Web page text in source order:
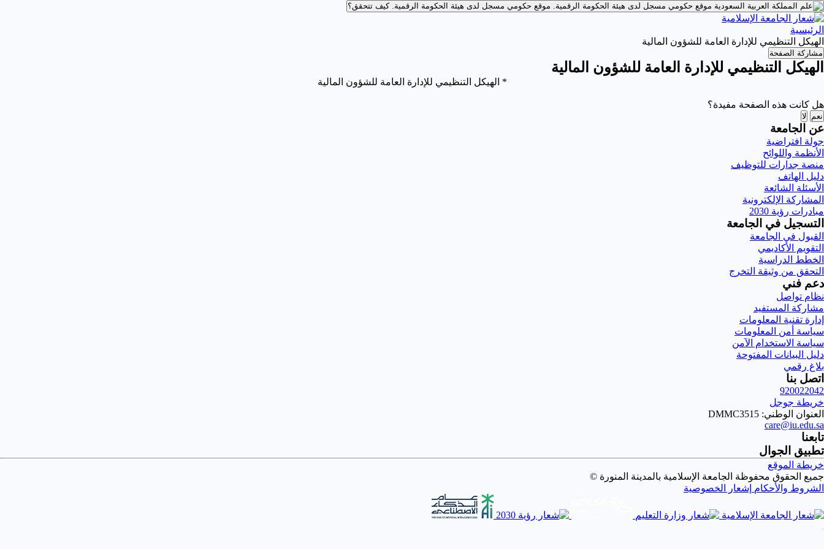
موقع حكومي مسجل لدى هيئة الحكومة الرقمية. موقع حكومي مسجل لدى هيئة الحكومة الرقمية.كيف تتحقق؟
الرئيسية
الهيكل التنظيمي للإدارة العامة للشؤون المالية
مشاركة الصفحة
الهيكل التنظيمي للإدارة العامة للشؤون المالية
* الهيكل التنظيمي للإدارة العامة للشؤون المالية
هل كانت هذه الصفحة مفيدة؟
نعم لا
عن الجامعة
جولة افتراضية
الأنظمة واللوائح
منصة جدارات للتوظيف
دليل الهاتف
الأسئلة الشائعة
المشاركة الإلكترونية
مبادرات رؤية 2030
التسجيل في الجامعة
القبول في الجامعة
التقويم الأكاديمي
الخطط الدراسية
التحقق من وثيقة التخرج
دعم فني
نظام تواصل
مشاركة المستفيد
إدارة تقنية المعلومات
سياسة أمن المعلومات
سياسة الاستخدام الآمن
دليل البيانات المفتوحة
بلاغ رقمي
اتصل بنا
920022042
خريطة جوجل
العنوان الوطني: DMMC3515
care@iu.edu.sa
تابعنا
تطبيق الجوال
خريطة الموقع
جميع الحقوق محفوظة الجامعة الإسلامية بالمدينة المنورة ©
الشروط والأحكام إشعار الخصوصية